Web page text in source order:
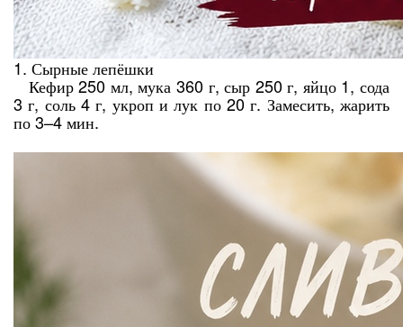
1. Сырные лепёшки
Кефир 250 мл, мука 360 г, сыр 250 г, яйцо 1, сода
3 г, соль 4 г, укроп и лук по 20 г. Замесить, жарить
по 3–4 мин.